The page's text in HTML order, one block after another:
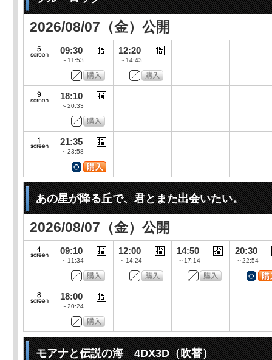
2026/08/07（金）公開
09:30
～11:53
12:20
～14:43
18:10
～20:33
21:35
～23:58
あの星が降る丘で、君とまた出会いたい。
2026/08/07（金）公開
09:10
～11:34
12:00
～14:24
14:50
～17:14
20:30
～22:54
18:00
～20:24
モアナと伝説の海 4DX3D（吹替）